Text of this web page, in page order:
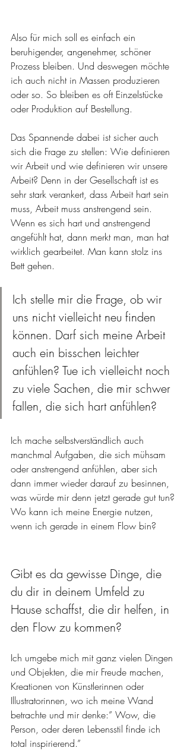
Also für mich soll es einfach ein
beruhigender, angenehmer, schöner
Prozess bleiben. Und deswegen möchte
ich auch nicht in Massen produzieren
oder so. So bleiben es oft Einzelstücke
oder Produktion auf Bestellung.
Das Spannende dabei ist sicher auch
sich die Frage zu stellen: Wie definieren
wir Arbeit und wie definieren wir unsere
Arbeit? Denn in der Gesellschaft ist es
sehr stark verankert, dass Arbeit hart sein
muss, Arbeit muss anstrengend sein.
Wenn es sich hart und anstrengend
angefühlt hat, dann merkt man, man hat
wirklich gearbeitet. Man kann stolz ins
Bett gehen.
Ich stelle mir die Frage, ob wir
uns nicht vielleicht neu finden
können. Darf sich meine Arbeit
auch ein bisschen leichter
anfühlen? Tue ich vielleicht noch
zu viele Sachen, die mir schwer
fallen, die sich hart anfühlen?
Ich mache selbstverständlich auch
manchmal Aufgaben, die sich mühsam
oder anstrengend anfühlen, aber sich
dann immer wieder darauf zu besinnen,
was würde mir denn jetzt gerade gut tun?
Wo kann ich meine Energie nutzen,
wenn ich gerade in einem Flow bin?
Gibt es da gewisse Dinge, die
du dir in deinem Umfeld zu
Hause schaffst, die dir helfen, in
den Flow zu kommen?
Ich umgebe mich mit ganz vielen Dingen
und Objekten, die mir Freude machen,
Kreationen von Künstlerinnen oder
Illustratorinnen, wo ich meine Wand
betrachte und mir denke:” Wow, die
Person, oder deren Lebensstil finde ich
total inspirierend.”